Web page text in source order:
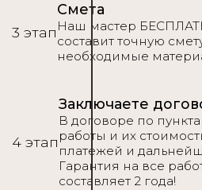
3 этап
Смета
Наш мастер
составит точную
необходимые
4 этап
Заключаете
В договоре по
работы и их
платежей и
Гарантия на все
составляет 2 года!